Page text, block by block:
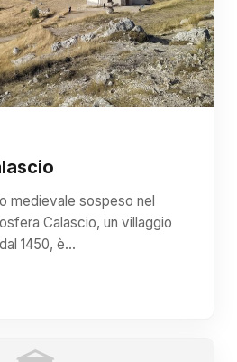
medievale sospeso nel
Calascio, un villaggio
1450, è…